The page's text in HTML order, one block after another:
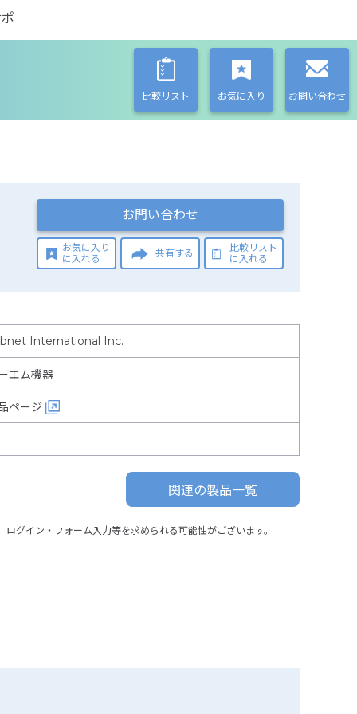
比較リスト お気に入り お問い合わせ
お問い合わせ
お気に入り
に入れる
共有する
比較リスト
に入れる
International Inc.
エム機器
ページ
関連の製品一覧
グイン・フォーム入力等を求められる可能性がございます。